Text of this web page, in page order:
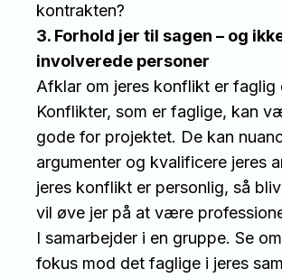
kontrakten?
3. Forhold jer til sagen – og
involverede personer
Afklar om jeres konflikt er faglig
Konflikter, som er faglige, kan
gode for projektet. De kan
argumenter og kvalificere jeres
jeres konflikt er personlig, så
vil øve jer på at være
I samarbejder i en gruppe. Se
fokus mod det faglige i jeres